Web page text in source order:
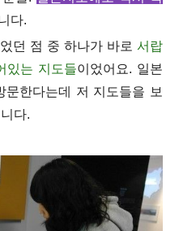
다.
던 점 중 하나가 바로 서랍
있는 지도들이었어요. 일본
문한다는데 저 지도들을 보
다.